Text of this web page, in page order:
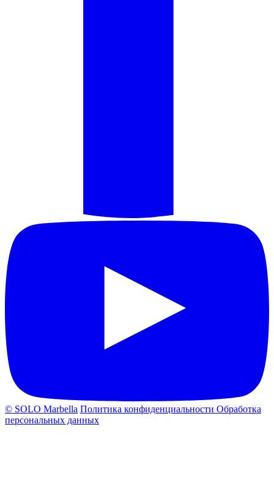
© SOLO Marbella Политика конфиденциальности Обработка
персональных данных